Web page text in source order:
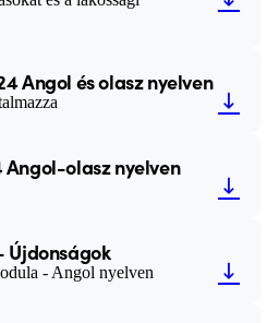
Angol és olasz nyelven
olasz nyelven
Újdonságok
- Angol nyelven